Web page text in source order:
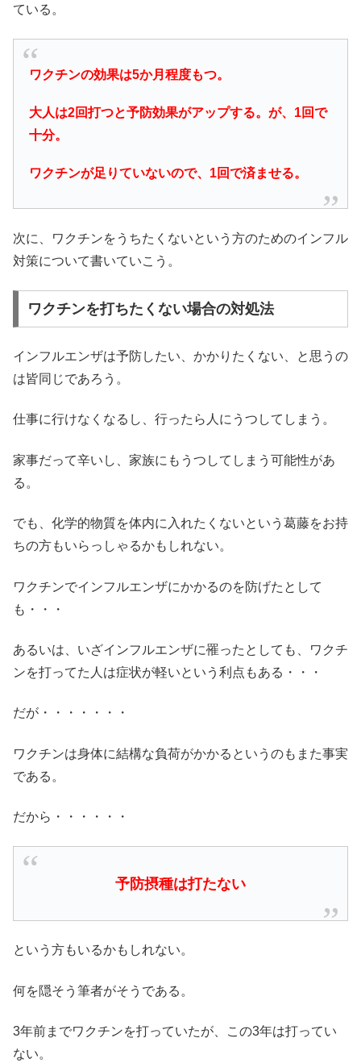
ている。
ワクチンの効果は5か月程度もつ。
大人は2回打つと予防効果がアップする。が、1回で
十分。
ワクチンが足りていないので、1回で済ませる。
次に、ワクチンをうちたくないという方のためのインフル
対策について書いていこう。
ワクチンを打ちたくない場合の対処法
インフルエンザは予防したい、かかりたくない、と思うの
は皆同じであろう。
仕事に行けなくなるし、行ったら人にうつしてしまう。
家事だって辛いし、家族にもうつしてしまう可能性があ
る。
でも、化学的物質を体内に入れたくないという葛藤をお持
ちの方もいらっしゃるかもしれない。
ワクチンでインフルエンザにかかるのを防げたとして
も・・・
あるいは、いざインフルエンザに罹ったとしても、ワクチ
ンを打ってた人は症状が軽いという利点もある・・・
だが・・・・・・・
ワクチンは身体に結構な負荷がかかるというのもまた事実
である。
だから・・・・・・
予防摂種は打たない
という方もいるかもしれない。
何を隠そう筆者がそうである。
3年前までワクチンを打っていたが、この3年は打ってい
ない。